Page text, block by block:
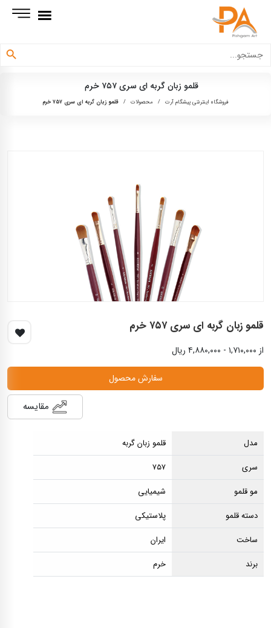
برای:
دکمه جستجو
قلمو زبان گربه ای سری ۷۵۷ خرم
فروشگاه اینترنتی پیشگام آرت / محصولات / قلمو زبان گربه ای سری ۷۵۷ خرم
قلمو زبان گربه ای سری ۷۵۷ خرم
از ۱,۷۱۰,۰۰۰ - ۴,۸۸۰,۰۰۰ ریال
سفارش محصول
مقایسه
مدل
قلمو زبان گربه
سری
۷۵۷
مو قلمو
شیمیایی
دسته قلمو
پلاستیکی
ساخت
ایران
برند
خرم